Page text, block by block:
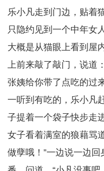
乐小凡走到门边，贴着
只隐约见到一个中年女
大概是从猫眼上看到屋
上前来敲了敲门，说道
张姨给你带了点吃的过
一听到有吃的，乐小凡
子提着一个袋子快步走
女子看着满室的狼藉骂
做孽哦！”一边说一边